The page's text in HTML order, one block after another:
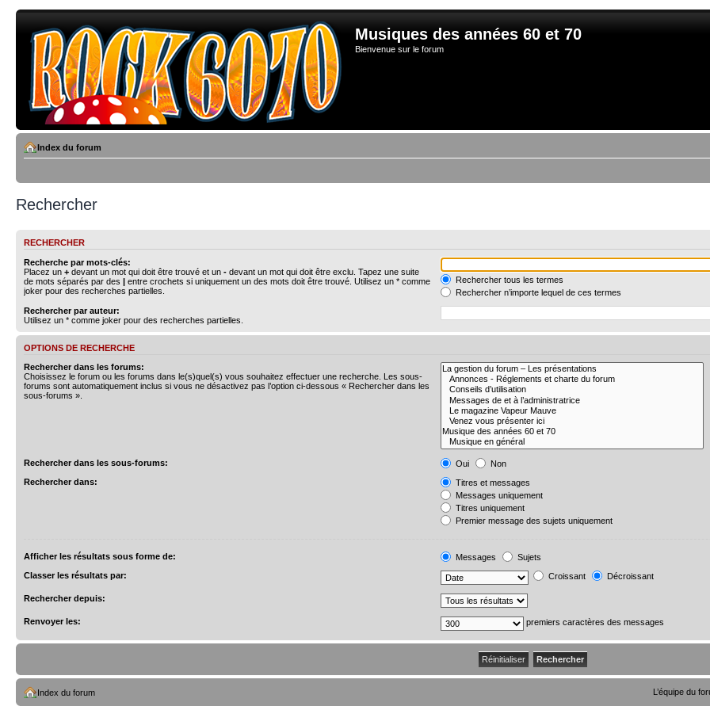
Musiques des années 60 et 70
Bienvenue sur le forum
Index du forum
Rechercher
RECHERCHER
Recherche par mots-clés:
Placez un + devant un mot qui doit être trouvé et un - devant un mot qui doit être exclu. Tapez une suite
de mots séparés par des | entre crochets si uniquement un des mots doit être trouvé. Utilisez un * comme
joker pour des recherches partielles.
Rechercher tous les termes
Rechercher n’importe lequel de ces termes
Rechercher par auteur:
Utilisez un * comme joker pour des recherches partielles.
OPTIONS DE RECHERCHE
Rechercher dans les forums:
Choisissez le forum ou les forums dans le(s)quel(s) vous souhaitez effectuer une recherche. Les sous-
forums sont automatiquement inclus si vous ne désactivez pas l’option ci-dessous « Rechercher dans les
sous-forums ».
Rechercher dans les sous-forums: Oui
Non
Rechercher dans:
Titres et messages
Messages uniquement
Titres uniquement
Premier message des sujets uniquement
Afficher les résultats sous forme de: Messages
Sujets
Classer les résultats par:
Croissant Décroissant
Rechercher depuis:
Renvoyer les: premiers caractères des messages
Index du forum L’équipe du